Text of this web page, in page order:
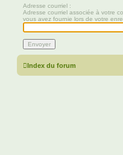
Adresse courriel :
Adresse courriel associée à votre
vous avez fournie lors de votre
Index du forum